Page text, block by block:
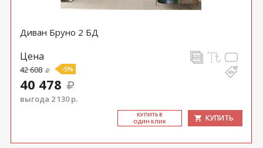
Диван Бруно 2 БД
Цена
42 608 -5%
40 478
выгода 2 130 р.
КУ­ПИТЬ В
ОДИН КЛИК
КУПИТЬ